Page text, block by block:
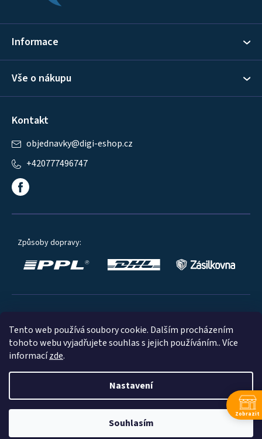
Tento web používá soubory cookie. Dalším procházením
tohoto webu vyjadřujete souhlas s jejich používáním.. Více
informacízde.
Nastavení
Souhlasím
Informace
Vše o nákupu
Kontakt
objednavky@digi-eshop.cz
+420777496747
Způsoby dopravy:
Oblíbené způsoby platby:
Shoptet
© 2023
Zobrazit